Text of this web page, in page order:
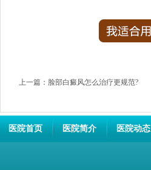
上一篇： 脸部白癜风怎么治疗更规范?
医院首页 医院简介 医院动态